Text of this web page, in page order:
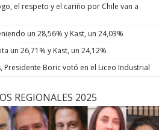
el respeto y el cariño por Chile van a
un 28,56% y Kast, un 24,03%
un 26,71% y Kast, un 24,12%
Presidente Boric votó en el Liceo Industrial
REGIONALES 2025